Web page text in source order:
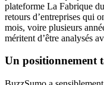
plateforme La Fabrique
retours d’entreprises qui
mois, voire plusieurs
méritent d’être analysés
Un positionnement